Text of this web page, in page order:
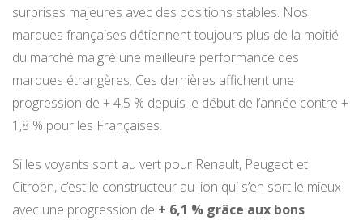
surprises majeures avec des positions stables. Nos
marques françaises détiennent toujours plus de la moitié
du marché malgré une meilleure performance des
marques étrangères. Ces dernières affichent une
progression de + 4,5 % depuis le début de l’année contre +
1,8 % pour les Françaises.
Si les voyants sont au vert pour Renault, Peugeot et
Citroën, c’est le constructeur au lion qui s’en sort le mieux
avec une progression de + 6,1 % grâce aux bons